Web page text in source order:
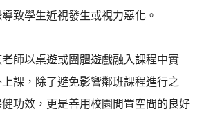
致學生近視發生或視力惡化。
師以桌遊或團體遊戲融入課程中實
課，除了避免影響鄰班課程進行之
功效，更是善用校園閒置空間的良好